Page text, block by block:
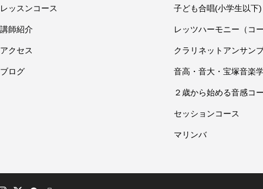
レッスンコース
講師紹介
アクセス
ブログ
子ども合唱(小学生以下)
レッツハーモニー（コ
クラリネットアンサン
音高・音大・宝塚音楽
２歳から始める音感コ
セッションコース
マリンバ